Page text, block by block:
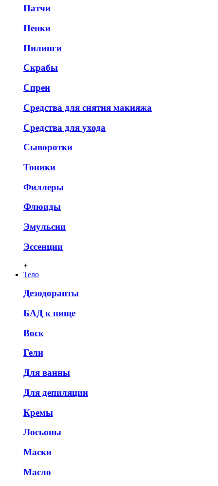
Патчи
Пенки
Пилинги
Скрабы
Спреи
Средства для снятия макияжа
Средства для ухода
Сыворотки
Тоники
Филлеры
Флюиды
Эмульсии
Эссенции
+
Тело
Дезодоранты
БАД к пище
Воск
Гели
Для ванны
Для депиляции
Кремы
Лосьоны
Маски
Масло